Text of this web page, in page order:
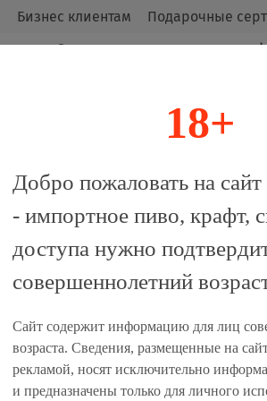
Бизнес клиентам Подарочные
Оригинальные продукты от
Карамель /
Характеристики
18+
Добро пожаловать на
- импортное пиво, крафт,
доступа нужно
совершеннолетний
Сайт содержит информацию для лиц
возраста. Сведения, размещенные на
рекламой, носят исключительно
и предназначены только для личного